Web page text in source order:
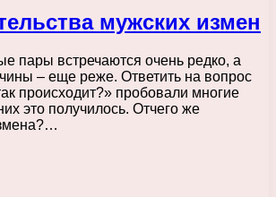
мужских измен
пары встречаются очень редко, а
– еще реже. Ответить на вопрос
происходит?» пробовали многие
это получилось. Отчего же